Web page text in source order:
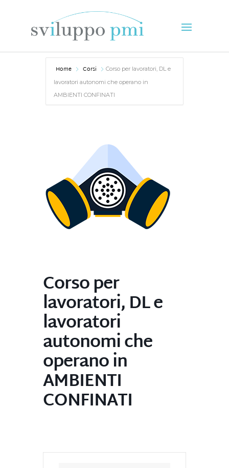
Home Corsi
Corso per lavoratori, DL e
lavoratori autonomi che operano in
AMBIENTI CONFINATI
Corso per
lavoratori, DL e
lavoratori
autonomi che
operano in
AMBIENTI
CONFINATI